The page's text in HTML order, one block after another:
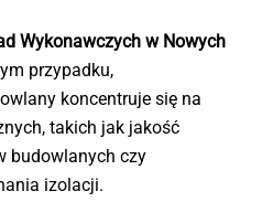
Wykonawczych w Nowych
przypadku,
koncentruje się na
takich jak jakość
budowlanych czy
izolacji.